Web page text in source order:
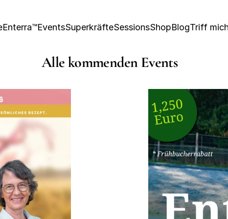
Enterra™EventsSuperkräfteSessionsShopBlogTriff mich
Alle kommenden Events